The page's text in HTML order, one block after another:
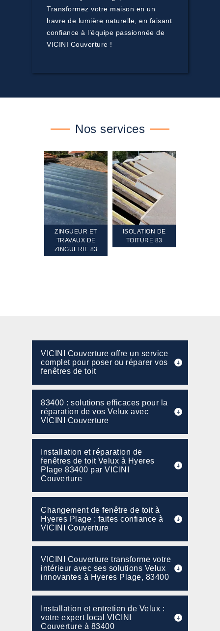
Transformez votre maison en un
havre de lumière naturelle, en faisant
confiance à l’équipe passionnée de
VICINI Couverture !
Nos services
ZINGUEUR ET
TRAVAUX DE
ZINGUERIE 83
ISOLATION DE
TOITURE 83
VICINI Couverture offre un service
complet pour poser ou réparer vos
fenêtres de toit
83400 : solutions efficaces pour la
réparation de vos Velux avec
VICINI Couverture
Installation et réparation de
fenêtres de toit Velux à Hyeres
Plage 83400 par VICINI
Couverture
Changement de fenêtre de toit à
Hyeres Plage : faites confiance à
VICINI Couverture
VICINI Couverture transforme votre
intérieur avec ses solutions Velux
innovantes à Hyeres Plage, 83400
Installation et entretien de Velux :
votre expert local VICINI
Couverture à 83400